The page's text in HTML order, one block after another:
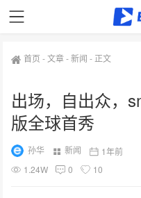
首页 -文章-新闻 - 正文
出场，自出众，
版全球首秀
孙华 新闻
1年前
1.24W
0 10